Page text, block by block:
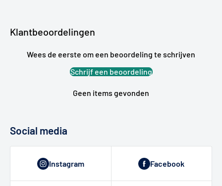
Klantbeoordelingen
Wees de eerste om een beoordeling te schrijven
Schrijf een beoordeling
Geen items gevonden
Social media
Instagram Facebook